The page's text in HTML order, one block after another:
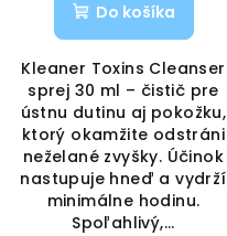
Do košíka
Kleaner Toxins Cleanser
sprej 30 ml – čistič pre
ústnu dutinu aj pokožku,
ktorý okamžite odstráni
neželané zvyšky. Účinok
nastupuje hneď a vydrží
minimálne hodinu.
Spoľahlivý,...